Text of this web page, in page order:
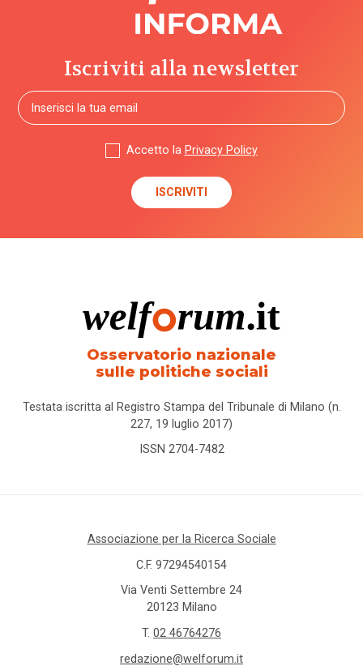
Iscriviti alla newsletter
Accetto la Privacy Policy
Osservatorio nazionale
sulle politiche sociali
Testata iscritta al Registro Stampa del Tribunale di Milano (n.
227, 19 luglio 2017)
ISSN 2704-7482
Associazione per la Ricerca Sociale
C.F. 97294540154
Via Venti Settembre 24
20123 Milano
T. 02 46764276
redazione@welforum.it